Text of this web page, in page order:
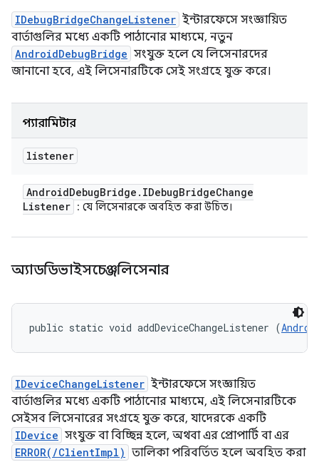
IDebugBridgeChangeListener ইন্টারফেসে সংজ্ঞায়িত
বার্তাগুলির মধ্যে একটি পাঠানোর মাধ্যমে, নতুন
AndroidDebugBridge সংযুক্ত হলে যে লিসেনারদের
জানানো হবে, এই লিসেনারটিকে সেই সংগ্রহে যুক্ত করে।
প্যারামিটার
listener
AndroidDebugBridge . IDebugBridgeChange
Listener : যে লিসেনারকে অবহিত করা উচিত।
অ্যাডডিভাইসচেঞ্জলিসেনার
public static void addDeviceChangeListener (
IDeviceChangeListener ইন্টারফেসে সংজ্ঞায়িত
বার্তাগুলির মধ্যে একটি পাঠানোর মাধ্যমে, এই লিসেনারটিকে
সেইসব লিসেনারের সংগ্রহে যুক্ত করে, যাদেরকে একটি
IDevice সংযুক্ত বা বিচ্ছিন্ন হলে, অথবা এর প্রোপার্টি বা এর
ERROR(/ClientImpl) তালিকা পরিবর্তিত হলে অবহিত করা